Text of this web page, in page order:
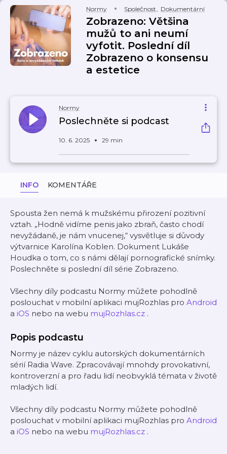
Normy Společnost, Dokumentární
Zobrazeno: Většina
mužů to ani neumí
vyfotit. Poslední díl
Zobrazeno o konsensu
a estetice
Normy
Poslechněte si podcast
10. 6. 2025 29 min
INFO KOMENTÁŘE
Spousta žen nemá k mužskému přirození pozitivní
vztah. „Hodně vidíme penis jako zbraň, často chodí
nevyžádaně, je nám vnucenej,“ vysvětluje si důvody
výtvarnice Karolína Koblen. Dokument Lukáše
Houdka o tom, co s námi dělají pornografické snímky.
Poslechněte si poslední díl série Zobrazeno.
Všechny díly podcastu Normy můžete pohodlně
poslouchat v mobilní aplikaci mujRozhlas pro Android
a iOS nebo na webu mujRozhlas.cz .
Popis podcastu
Normy je název cyklu autorských dokumentárních
sérií Radia Wave. Zpracovávají mnohdy provokativní,
kontroverzní a pro řadu lidí neobvyklá témata v životě
mladých lidí.
Všechny díly podcastu Normy můžete pohodlně
poslouchat v mobilní aplikaci mujRozhlas pro Android
a iOS nebo na webu mujRozhlas.cz .